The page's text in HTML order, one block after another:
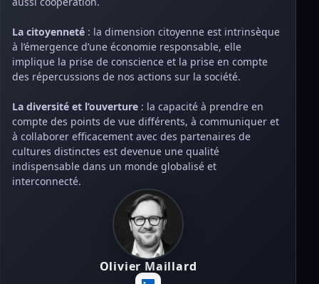
La citoyenneté : la dimension citoyenne est intrinsèque
à l’émergence d’une économie responsable, elle
implique la prise de conscience et la prise en compte
des répercussions de nos actions sur la société.
La diversité et l’ouverture : la capacité à prendre en
compte des points de vue différents, à communiquer et
à collaborer efficacement avec des partenaires de
cultures distinctes est devenue une qualité
indispensable dans un monde globalisé et
interconnecté.
Olivier Maillard